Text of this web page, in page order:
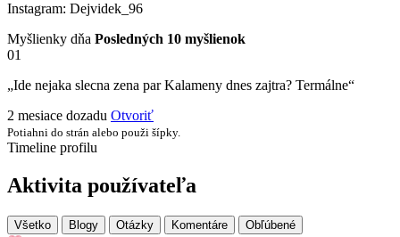
Instagram: Dejvidek_96
Myšlienky dňa Posledných 10 myšlienok
01
„Ide nejaka slecna zena par Kalameny dnes zajtra? Termálne“
2 mesiace dozadu Otvoriť
Potiahni do strán alebo použi šípky.
Timeline profilu
Aktivita používateľa
Všetko Blogy Otázky Komentáre Obľúbené